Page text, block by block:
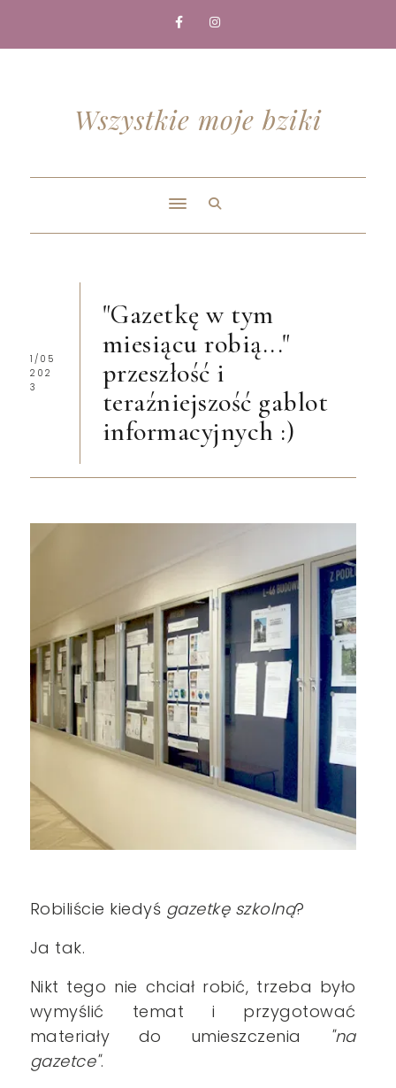
Wszystkie moje bziki
1/05
202
3
"Gazetkę w tym
miesiącu robią..."
przeszłość i
teraźniejszość gablot
informacyjnych :)
Robiliście kiedyś gazetkę szkolną?
Ja tak.
Nikt tego nie chciał robić, trzeba było
wymyślić temat i przygotować
materiały do umieszczenia
"na
gazetce".